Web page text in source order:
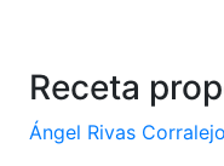
Receta
Ángel Rivas Corralejo